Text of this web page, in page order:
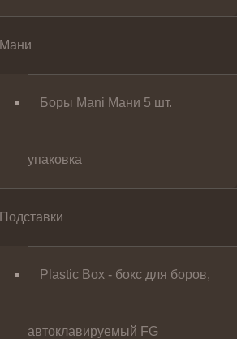
Мани
Боры Mani Мани 5 шт.
упаковка
Подставки
Plastic Box - бокс для боров,
автоклавируемый FG